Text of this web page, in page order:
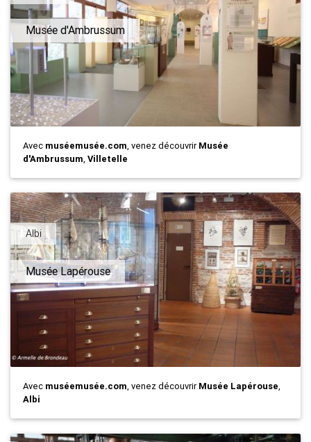
Musée d'Ambrussum
Avec muséemusée.com, venez découvrirMusée
d'Ambrussum, Villetelle
Albi
Musée Lapérouse
Avec muséemusée.com, venez découvrirMusée Lapérouse,
Albi